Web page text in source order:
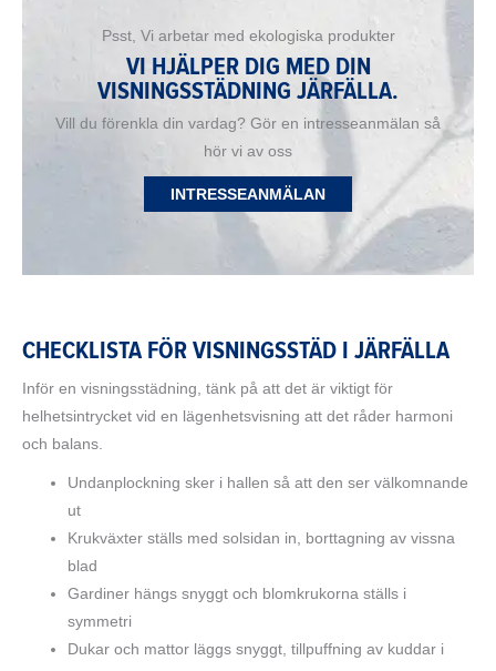
Psst, Vi arbetar med ekologiska produkter
VI HJÄLPER DIG MED DIN
VISNINGSSTÄDNING JÄRFÄLLA.
Vill du förenkla din vardag? Gör en intresseanmälan så
hör vi av oss
INTRESSEANMÄLAN
CHECKLISTA FÖR VISNINGSSTÄD I JÄRFÄLLA
Inför en visningsstädning, tänk på att det är viktigt för
helhetsintrycket vid en lägenhetsvisning att det råder harmoni
och balans.
Undanplockning sker i hallen så att den ser välkomnande
ut
Krukväxter ställs med solsidan in, borttagning av vissna
blad
Gardiner hängs snyggt och blomkrukorna ställs i
symmetri
Dukar och mattor läggs snyggt, tillpuffning av kuddar i